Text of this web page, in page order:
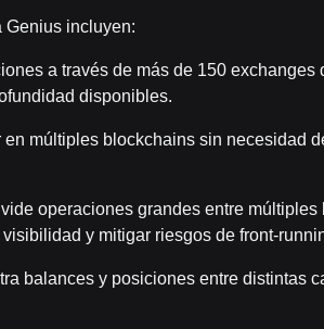
Genius incluyen:
a través de más de 150 exchanges
disponibles.
en múltiples blockchains sin necesidad
operaciones grandes entre
y mitigar riesgos de front-
balances y posiciones entre distintas